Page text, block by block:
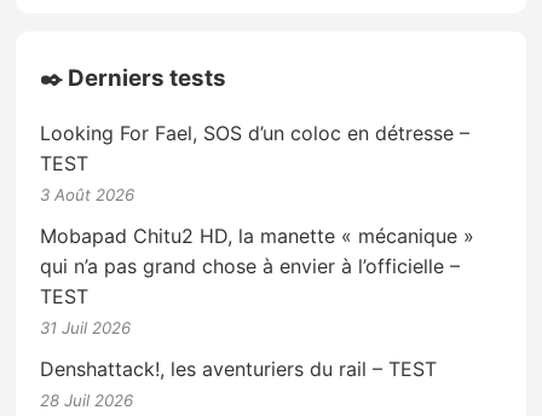
✒️ Derniers tests
Looking For Fael, SOS d’un coloc en détresse –
TEST
3 Août 2026
Mobapad Chitu2 HD, la manette « mécanique »
qui n’a pas grand chose à envier à l’officielle –
TEST
31 Juil 2026
Denshattack!, les aventuriers du rail – TEST
28 Juil 2026